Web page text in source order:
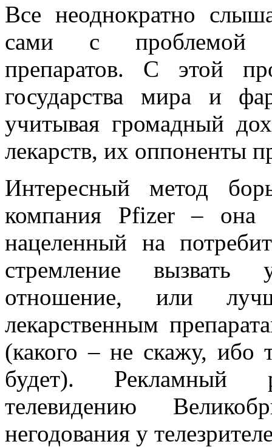
Все неоднократно
сами с проблемой
препаратов. С этой
государства мира и
учитывая громадный
лекарств, их оппоненты
Интересный метод
компания Pfizer – она
нацеленный на
стремление вызвать
отношение, или
лекарственным
(какого – не скажу, ибо
будет). Рекламный
телевидению
негодования у